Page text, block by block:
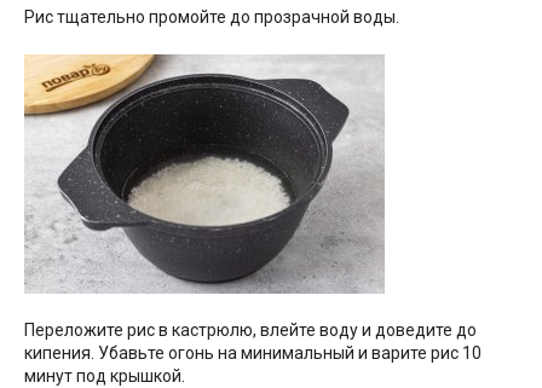
Рис тщательно промойте до прозрачной воды.
Переложите рис в кастрюлю, влейте воду и доведите до
кипения. Убавьте огонь на минимальный и варите рис 10
минут под крышкой.